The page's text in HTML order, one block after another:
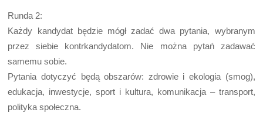
Runda 2:
Każdy kandydat będzie mógł zadać dwa pytania, wybranym
przez siebie kontrkandydatom. Nie można pytań zadawać
samemu sobie.
Pytania dotyczyć będą obszarów: zdrowie i ekologia (smog),
edukacja, inwestycje, sport i kultura, komunikacja – transport,
polityka społeczna.